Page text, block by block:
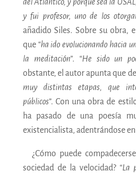
del Atlántico, y porque sea la
y fui profesor, uno de los
añadido Siles. Sobre su obra,
que “ha ido evolucionando hacia
la meditación”. “He sido un
obstante, el autor apunta que
muy distintas etapas, que
públicos”. Con una obra de
ha pasado de una poesía
existencialista, adentrándose
¿Cómo puede
sociedad de la velocidad? “La